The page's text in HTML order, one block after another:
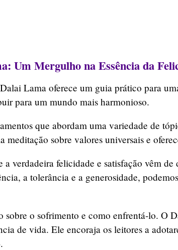
Um Mergulho na Essência da
Lama oferece um guia prático para
para um mundo mais harmonioso.
que abordam uma variedade de
sobre valores universais e
verdadeira felicidade e satisfação vêm
a tolerância e a generosidade,
o sofrimento e como enfrentá-lo. O
de vida. Ele encoraja os leitores a